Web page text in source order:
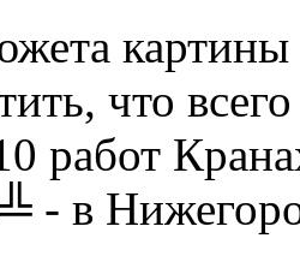
что
работ
- в